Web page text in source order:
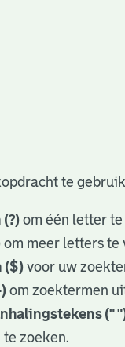
te
om één letter
om meer letters te
($) voor uw
om zoektermen
("
zoeken.